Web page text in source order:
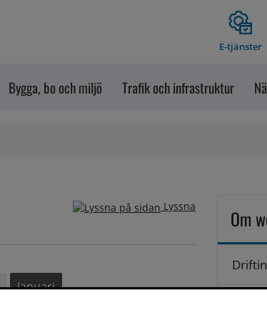
E-tjänster
Bygga, bo och miljö Trafik och infrastruktur
Lyssna
Januari
Om